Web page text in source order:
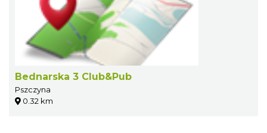
Bednarska 3 Club&Pub
Pszczyna
0.32 km